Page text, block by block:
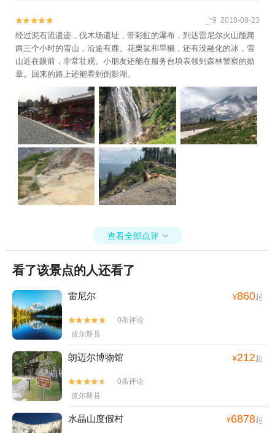

 _*9 2018-08-23
经过泥石流遗迹，伐木场遗址，带彩虹的瀑布，到达雷尼尔火山能爬
两三个小时的雪山，沿途有鹿、花栗鼠和旱獭，还有没融化的冰，雪
山近在眼前，非常壮观。小朋友还能在服务台填表领到森林警察的勋
章。回来的路上还能看到倒影湖。
查看全部点评 
看了该景点的人还看了
雷尼尔 ¥860起


0条评论
皮尔斯县
朗迈尔博物馆 ¥212起


0条评论
皮尔斯县
水晶山度假村 ¥6878起